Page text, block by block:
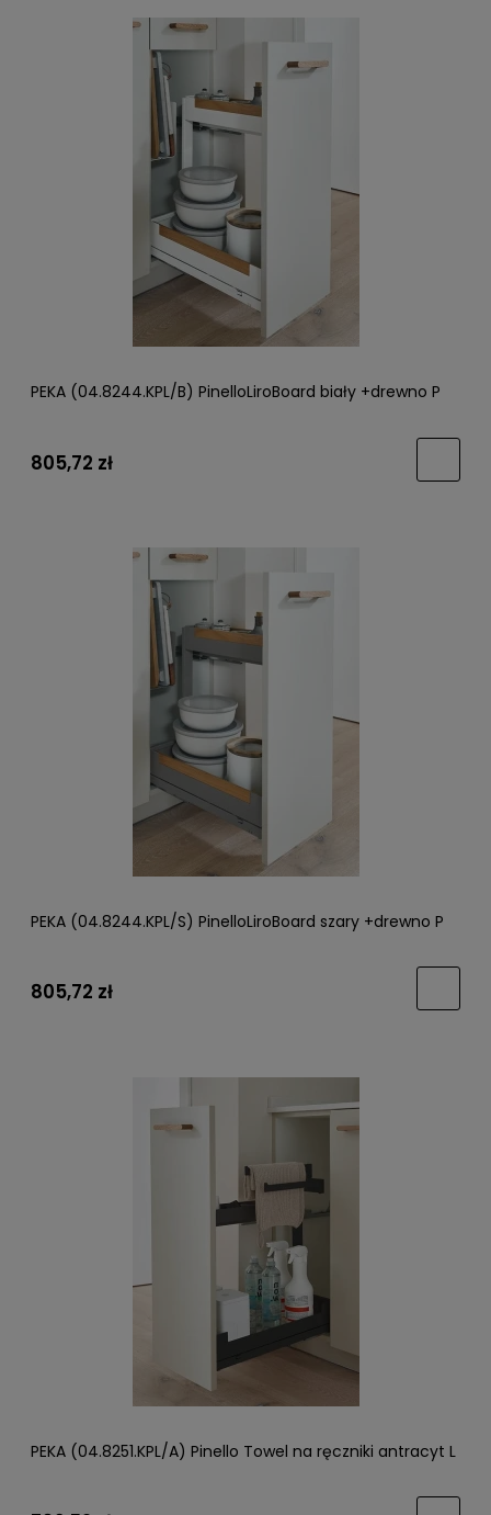
PEKA (04.8244.KPL/B) PinelloLiroBoard biały +drewno P
805,72 zł
PEKA (04.8244.KPL/S) PinelloLiroBoard szary +drewno P
805,72 zł
PEKA (04.8251.KPL/A) Pinello Towel na ręczniki antracyt L